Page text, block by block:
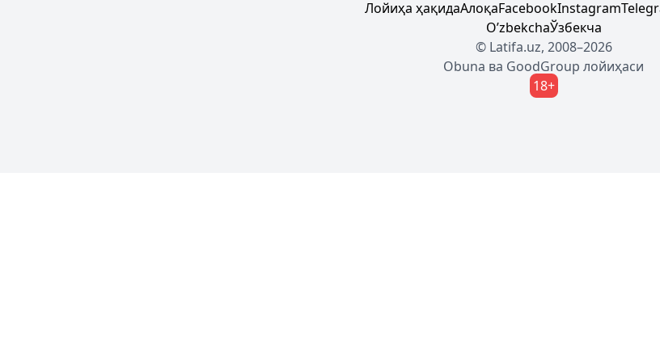
Лойиҳа ҳақидаАлоқаFacebookInstagram
OʼzbekchaЎзбекча
© Latifa.uz, 2008–2026
Obuna ва GoodGroup лойиҳаси
18+